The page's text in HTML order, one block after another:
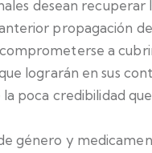
desean recuperar
propagación
a
lograrán en sus
poca credibilidad que
género y